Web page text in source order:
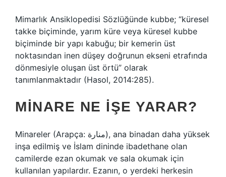
Mimarlık Ansiklopedisi Sözlüğünde kubbe; “küresel
takke biçiminde, yarım küre veya küresel kubbe
biçiminde bir yapı kabuğu; bir kemerin üst
noktasından inen düşey doğrunun ekseni etrafında
dönmesiyle oluşan üst örtü” olarak
tanımlanmaktadır (Hasol, 2014:285).
MINARE NE IŞE YARAR?
Minareler (Arapça: منارة), ana binadan daha yüksek
inşa edilmiş ve İslam dininde ibadethane olan
camilerde ezan okumak ve sala okumak için
kullanılan yapılardır. Ezanın, o yerdeki herkesin